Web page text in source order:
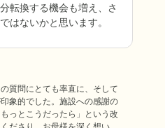
転換する機会も増え、さ
はないかと思います。
質問にとても率直に、そして
象的でした。施設への感謝の
っとこうだったら」という改